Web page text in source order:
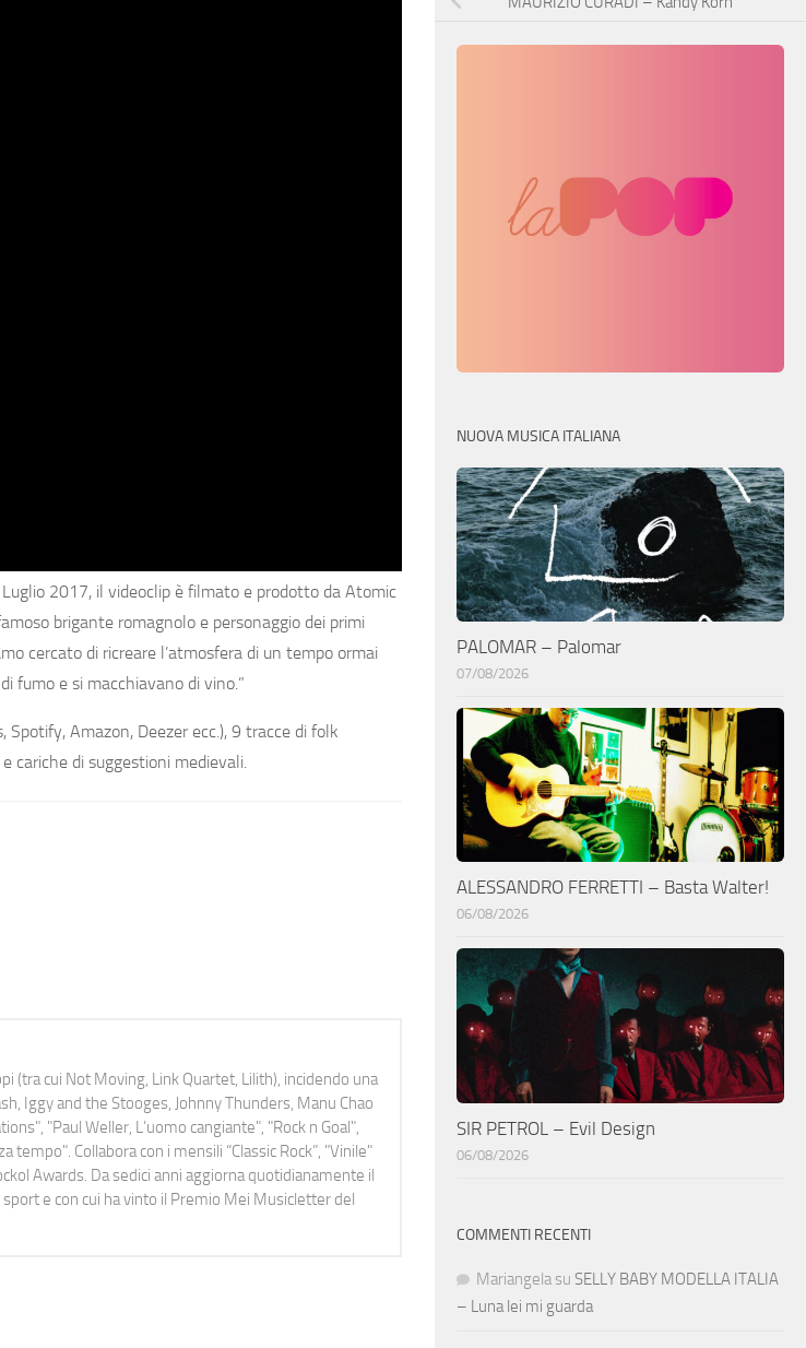
2017, il videoclip è filmato e prodottoda Atomic
brigante romagnolo e personaggio dei primi
cercato di ricreare l’atmosfera di un tempo ormai
fumo e si macchiavano di vino.”
Spotify, Amazon, Deezer ecc.), 9 tracce di folk
cariche di suggestioni medievali
(tra cui Not Moving, Link Quartet, Lilith), incidendo una
Iggy and the Stooges, Johnny Thunders, Manu Chao
"Paul Weller, L’uomo cangiante", "Rock n Goal",
Collabora con i mensili “Classic Rock”, "Vinile"
Awards. Da sedici anni aggiorna quotidianamente il
e con cui ha vinto il Premio Mei Musicletter del
NUOVA MUSICA ITALIANA
PALOMAR – Palomar
07/08/2026
ALESSANDRO FERRETTI – Basta Walter!
06/08/2026
SIR PETROL – Evil Design
06/08/2026
COMMENTI RECENTI
Mariangela su SELLY BABY MODELLA ITALIA
– Luna lei mi guarda